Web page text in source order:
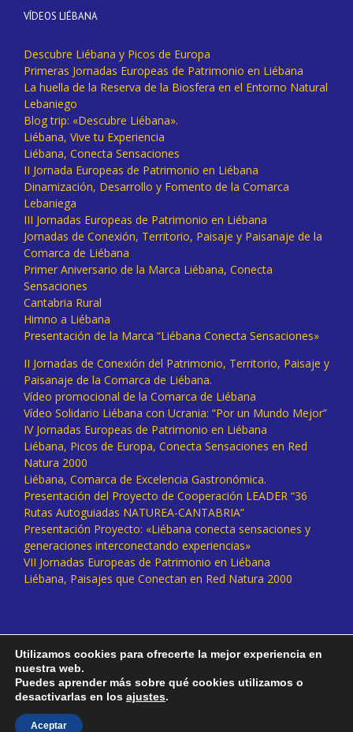
VÍDEOS LIÉBANA
Descubre Liébana y Picos de Europa
Primeras Jornadas Europeas de Patrimonio en Liébana
La huella de la Reserva de la Biosfera en el Entorno Natural
Lebaniego
Blog trip: «Descubre Liébana».
Liébana, Vive tu Experiencia
Liébana, Conecta Sensaciones
II Jornada Europeas de Patrimonio en Liébana
Dinamización, Desarrollo y Fomento de la Comarca
Lebaniega
III Jornadas Europeas de Patrimonio en Liébana
Jornadas de Conexión, Territorio, Paisaje y Paisanaje de la
Comarca de Liébana
Primer Aniversario de la Marca Liébana, Conecta
Sensaciones
Cantabria Rural
Himno a Liébana
Presentación de la Marca “Liébana Conecta Sensaciones»
II Jornadas de Conexión del Patrimonio, Territorio, Paisaje y
Paisanaje de la Comarca de Liébana.
Vídeo promocional de la Comarca de Liébana
Vídeo Solidario Liébana con Ucrania: “Por un Mundo Mejor”
IV Jornadas Europeas de Patrimonio en Liébana
Liébana, Picos de Europa, Conecta Sensaciones en Red
Natura 2000
Liébana, Comarca de Excelencia Gastronómica.
Presentación del Proyecto de Cooperación LEADER “36
Rutas Autoguiadas NATUREA-CANTABRIA”
Presentación Proyecto: «Liébana conecta sensaciones y
generaciones interconectando experiencias»
VII Jornadas Europeas de Patrimonio en Liébana
Liébana, Paisajes que Conectan en Red Natura 2000
Utilizamos cookies para ofrecerte la mejor experiencia en
nuestra web.
Puedes aprender más sobre qué cookies utilizamos o
desactivarlas en los ajustes.
Aceptar